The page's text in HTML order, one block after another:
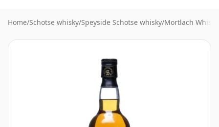
Home/Schotse whisky/Speyside Schotse whisky/Mortlach Whisky